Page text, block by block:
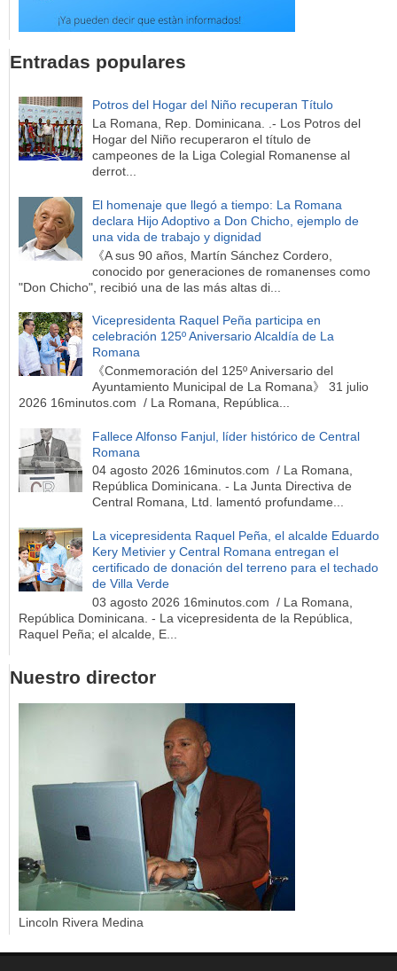
Entradas populares
Potros del Hogar del Niño recuperan Título
La Romana, Rep. Dominicana. .- Los Potros del
Hogar del Niño recuperaron el título de
campeones de la Liga Colegial Romanense al
derrot...
El homenaje que llegó a tiempo: La Romana
declara Hijo Adoptivo a Don Chicho, ejemplo de
una vida de trabajo y dignidad
《A sus 90 años, Martín Sánchez Cordero,
conocido por generaciones de romanenses como
"Don Chicho", recibió una de las más altas di...
Vicepresidenta Raquel Peña participa en
celebración 125º Aniversario Alcaldía de La
Romana
《Conmemoración del 125º Aniversario del
Ayuntamiento Municipal de La Romana》 31 julio
2026 16minutos.com / La Romana, República...
Fallece Alfonso Fanjul, líder histórico de Central
Romana
04 agosto 2026 16minutos.com / La Romana,
República Dominicana. - La Junta Directiva de
Central Romana, Ltd. lamentó profundame...
La vicepresidenta Raquel Peña, el alcalde Eduardo
Kery Metivier y Central Romana entregan el
certificado de donación del terreno para el techado
de Villa Verde
03 agosto 2026 16minutos.com / La Romana,
República Dominicana. - La vicepresidenta de la República,
Raquel Peña; el alcalde, E...
Nuestro director
Lincoln Rivera Medina